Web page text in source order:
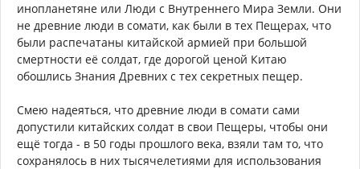
инопланетяне или Люди с Внутреннего Мира Земли. Они
не древние люди в сомати, как были в тех Пещерах, что
были распечатаны китайской армией при большой
смертности её солдат, где дорогой ценой Китаю
обошлись Знания Древних с тех секретных пещер.
Смею надеяться, что древние люди в сомати сами
допустили китайских солдат в свои Пещеры, чтобы они
ещё тогда - в 50 годы прошлого века, взяли там то, что
сохранялось в них тысячелетиями для использования